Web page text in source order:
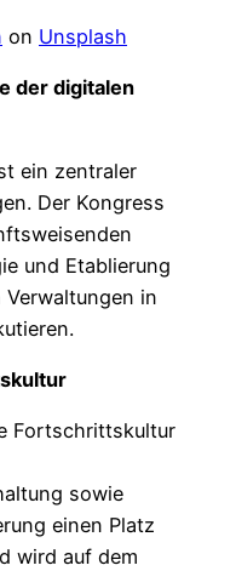
on Unsplash
der digitalen
ein zentraler
Der Kongress
und Etablierung
in
Fortschrittskultur
sowie
einen Platz
wird auf dem